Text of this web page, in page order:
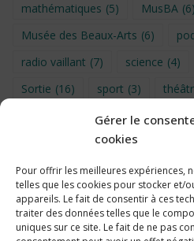
Gérer le
cookies
Pour offrir les meilleures expériences,
telles que les cookies pour stocker et/
appareils. Le fait de consentir à ces
traiter des données telles que le
uniques sur ce site. Le fait de ne pas
mathématiques (5) MusBA (6)
Musée des Beaux-Arts (6)
radio vaillant (7) science (4)
Sortie (16) sport (3)
UNSS (9) upe2a
Voyage en provence
Voyage à Bruxelles 2024 (4)
éco-délégués (7)